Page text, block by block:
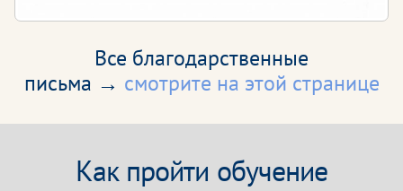
Все благодарственные
письма → смотрите на этой странице
Как пройти обучение